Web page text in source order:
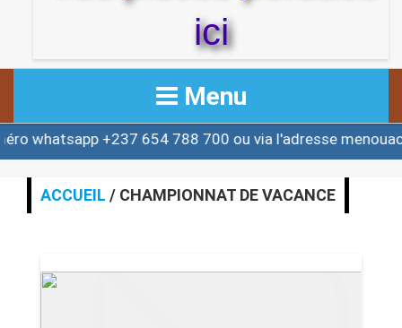
ici
Menu
ACCUEIL
ACTUALITE
ALERTE
+237 654 788 700 ou via l'adresse
ACCUEIL / CHAMPIONNAT DE VACANCE